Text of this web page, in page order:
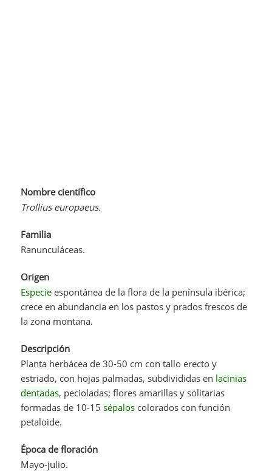
Nombre científico
Trollius europaeus.
Familia
Ranunculáceas.
Origen
Especie espontánea de la flora de la península ibérica;
crece en abundancia en los pastos y prados frescos de
la zona montana.
Descripción
Planta herbácea de 30-50 cm con tallo erecto y
estriado, con hojas palmadas, subdivididas en lacinias
dentadas, pecioladas; flores amarillas y solitarias
formadas de 10-15 sépalos colorados con función
petaloide.
Época de floración
Mayo-julio.